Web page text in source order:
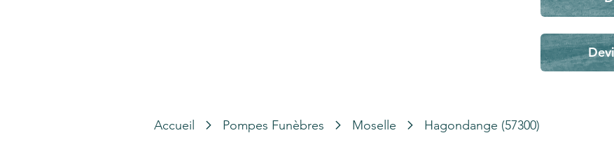
Accueil Pompes Funèbres Moselle Hagondange (57300)